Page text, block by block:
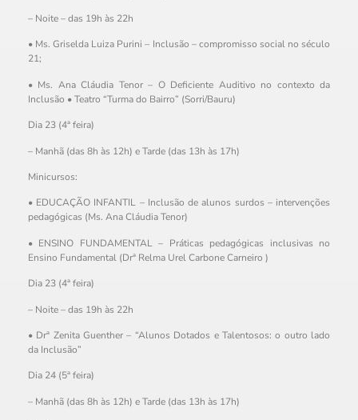
– Noite – das 19h às 22h
• Ms. Griselda Luiza Purini – Inclusão – compromisso social no século
21;
• Ms. Ana Cláudia Tenor – O Deficiente Auditivo no contexto da
Inclusão • Teatro “Turma do Bairro” (Sorri/Bauru)
Dia 23 (4ª feira)
– Manhã (das 8h às 12h) e Tarde (das 13h às 17h)
Minicursos:
• EDUCAÇÃO INFANTIL – Inclusão de alunos surdos – intervenções
pedagógicas (Ms. Ana Cláudia Tenor)
• ENSINO FUNDAMENTAL – Práticas pedagógicas inclusivas no
Ensino Fundamental (Drª Relma Urel Carbone Carneiro )
Dia 23 (4ª feira)
– Noite – das 19h às 22h
• Drª Zenita Guenther – “Alunos Dotados e Talentosos: o outro lado
da Inclusão”
Dia 24 (5ª feira)
– Manhã (das 8h às 12h) e Tarde (das 13h às 17h)